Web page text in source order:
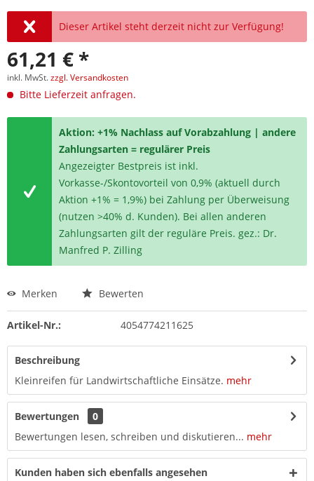
Dieser Artikel steht derzeit nicht zur Verfügung!
61,21 € *
inkl. MwSt.zzgl. Versandkosten
Bitte Lieferzeit anfragen.
Aktion: +1% Nachlass auf Vorabzahlung | andere
Zahlungsarten = regulärer Preis
Angezeigter Bestpreis ist inkl.
Vorkasse-/Skontovorteil von 0,9% (aktuell durch
Aktion +1% = 1,9%) bei Zahlung per Überweisung
(nutzen >40% d. Kunden). Bei allen anderen
Zahlungsarten gilt der reguläre Preis. gez.: Dr.
Manfred P. Zilling
Merken Bewerten
Artikel-Nr.: 4054774211625
Beschreibung
Kleinreifen für Landwirtschaftliche Einsätze. mehr
Bewertungen
0
Bewertungen lesen, schreiben und diskutieren... mehr
Kunden haben sich ebenfalls angesehen